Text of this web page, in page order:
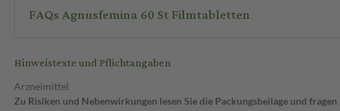
FAQs Agnusfemina 60 St Filmtabletten
Hinweistexte und Pflichtangaben
Arzneimittel
Zu Risiken und Nebenwirkungen lesen Sie die Packungsbeilage und